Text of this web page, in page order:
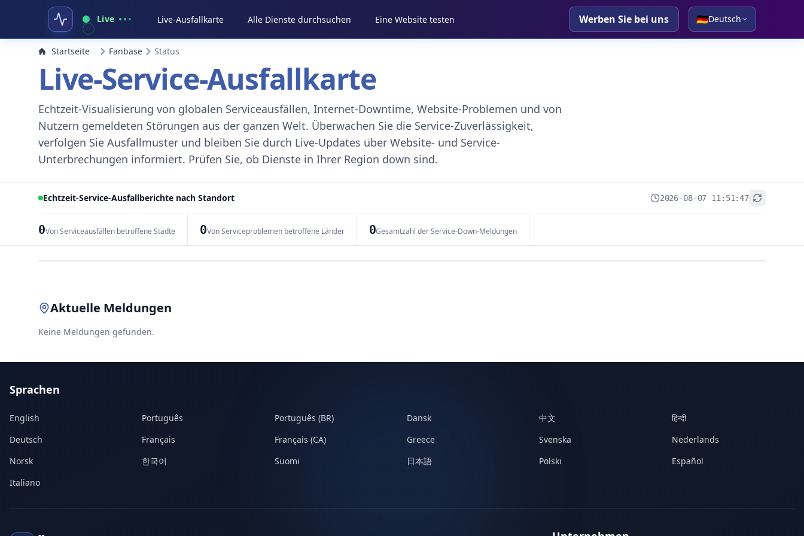
Live Live-Ausfallkarte Alle Dienste durchsuchen Eine Website testen Werben Sie bei uns 🇩🇪Deutsch
Startseite Fanbase Status
Live-Service-Ausfallkarte
Echtzeit-Visualisierung von globalen Serviceausfällen, Internet-Downtime, Website-Problemen und von
Nutzern gemeldeten Störungen aus der ganzen Welt. Überwachen Sie die Service-Zuverlässigkeit,
verfolgen Sie Ausfallmuster und bleiben Sie durch Live-Updates über Website- und Service-
Unterbrechungen informiert. Prüfen Sie, ob Dienste in Ihrer Region down sind.
Echtzeit-Service-Ausfallberichte nach Standort 2026-08-07 11:51:47
0Von Serviceausfällen betroffene Städte 0Von Serviceproblemen betroffene Länder 0Gesamtzahl der Service-Down-Meldungen
Aktuelle Meldungen
Keine Meldungen gefunden.
Sprachen
English Português Português (BR) Dansk 中文
हिन्दी
Deutsch
Français Français (CA) Greece Svenska
Nederlands
Norsk
한국어 Suomi 日本語 Polski
Español
Italiano